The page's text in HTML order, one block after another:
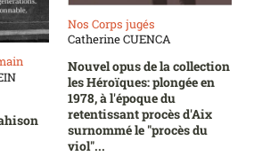
Nos Corps jugés
Catherine CUENCA
Nouvel opus de la collection
les Héroïques: plongée en
1978, à l'époque du
retentissant procès d'Aix
surnommé le "procès du
viol"...